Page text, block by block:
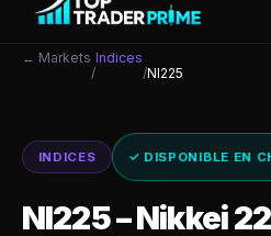
← Markets
/
Indices
/NI225
INDICES ✓ DISPONIBLE EN
NI225–Nikkei